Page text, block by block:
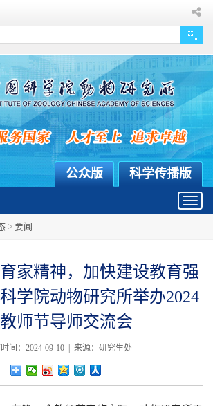
科学传播版
公众版
> 要闻
家精神，加快建设教育强
学院动物研究所举办2024
师节导师交流会
间：2024-09-10 | 来源：研究生处